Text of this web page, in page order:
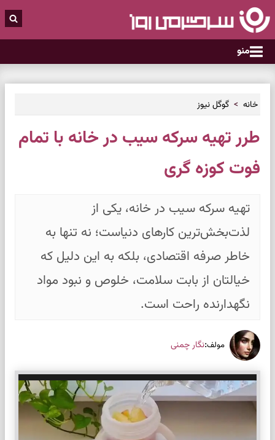
منو
خانه گوگل نیوز
طرر تهیه سرکه سیب در خانه با تمام
فوت کوزه گری
تهیه سرکه سیب در خانه، یکی از
لذت‌بخش‌ترین کارهای دنیاست؛ نه تنها به
خاطر صرفه اقتصادی، بلکه به این دلیل که
خیالتان از بابت سلامت، خلوص و نبود مواد
نگهدارنده راحت است.
مولف:نگار چمنی